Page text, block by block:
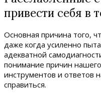
привести себя в
Основная причина того,
даже когда усиленно
адекватной
понимание причин
инструментов и ответов
справиться.